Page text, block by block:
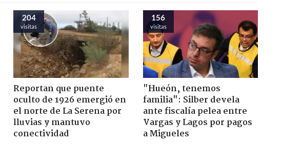
204
visitas
Reportan que puente
oculto de 1926 emergió en
el norte de La Serena por
lluvias y mantuvo
conectividad
156
visitas
"Hueón, tenemos
familia": Silber devela
ante fiscalía pelea entre
Vargas y Lagos por pagos
a Migueles